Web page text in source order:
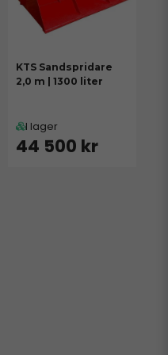
KTS Sandspridare
2,0 m | 1300 liter
I lager
44 500 kr